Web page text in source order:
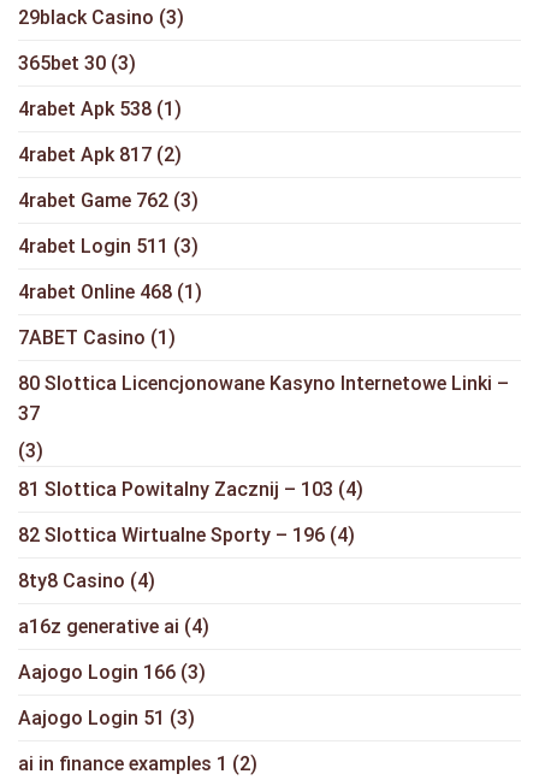
29black Casino (3)
365bet 30 (3)
4rabet Apk 538 (1)
4rabet Apk 817 (2)
4rabet Game 762 (3)
4rabet Login 511 (3)
4rabet Online 468 (1)
7ABET Casino (1)
80 Slottica Licencjonowane Kasyno Internetowe Linki –
37
(3)
81 Slottica Powitalny Zacznij – 103 (4)
82 Slottica Wirtualne Sporty – 196 (4)
8ty8 Casino (4)
a16z generative ai (4)
Aajogo Login 166 (3)
Aajogo Login 51 (3)
ai in finance examples 1 (2)